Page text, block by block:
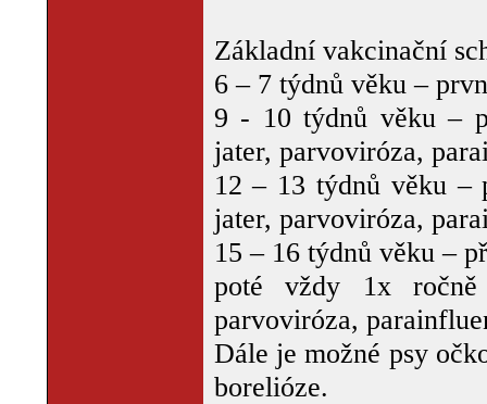
Základní vakcinační
6 – 7 týdnů věku –
9 - 10 týdnů věku –
jater, parvoviróza,
12 – 13 týdnů věku –
jater, parvoviróza,
15 – 16 týdnů věku –
poté vždy 1x ročně
parvoviróza,
Dále je možné psy
borelióze.